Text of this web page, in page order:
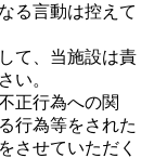
る言動は控えて
て、当施設は責
い。
正行為への関
行為等をされた
させていただく